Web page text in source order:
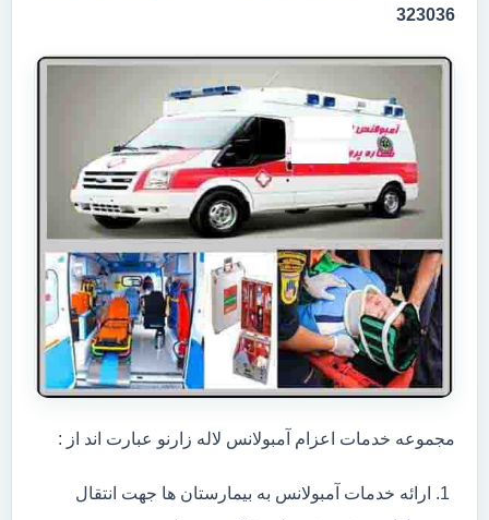
323036
مجموعه خدمات اعزام آمبولانس لاله زارنو عبارت اند از :
ارائه خدمات آمبولانس به بیمارستان ها جهت انتقال